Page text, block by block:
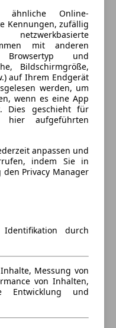
ähnliche Online-
Kennungen, zufällig
mit anderen
und
Bildschirmgröße,
auf Ihrem Endgerät
werden, um
wenn es eine App
Dies geschieht für
aufgeführten
anpassen und
indem Sie in
Privacy Manager
durch
Messung von
von Inhalten,
Entwicklung und